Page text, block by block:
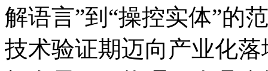
解语言”到“操控实体”的
技术验证期迈向产业化